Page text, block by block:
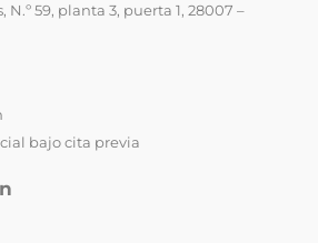
N.º 59, planta 3, puerta 1, 28007 –
bajo cita previa